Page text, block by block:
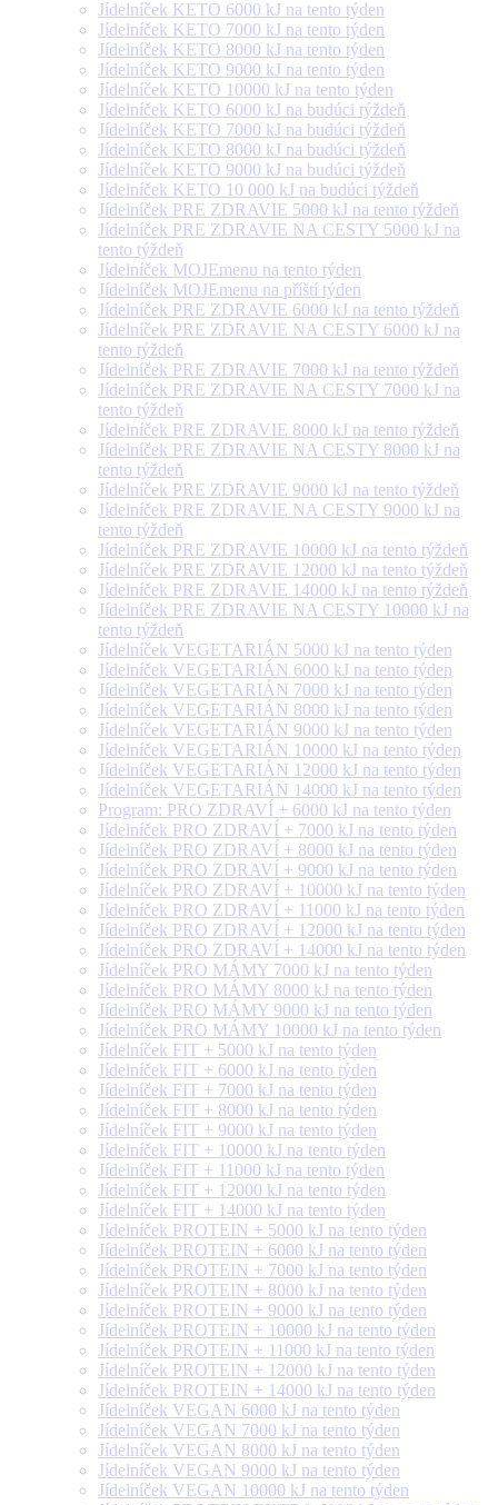
Jídelníček KETO 6000 kJ na tento týden
Jídelníček KETO 7000 kJ na tento týden
Jídelníček KETO 8000 kJ na tento týden
Jídelníček KETO 9000 kJ na tento týden
Jídelníček KETO 10000 kJ na tento týden
Jídelníček KETO 6000 kJ na budúci týždeň
Jídelníček KETO 7000 kJ na budúci týždeň
Jídelníček KETO 8000 kJ na budúci týždeň
Jídelníček KETO 9000 kJ na budúci týždeň
Jídelníček KETO 10 000 kJ na budúci týždeň
Jídelníček PRE ZDRAVIE 5000 kJ na tento týždeň
Jídelníček PRE ZDRAVIE NA CESTY 5000 kJ na
tento týždeň
Jídelníček MOJEmenu na tento týden
Jídelníček MOJEmenu na příští týden
Jídelníček PRE ZDRAVIE 6000 kJ na tento týždeň
Jídelníček PRE ZDRAVIE NA CESTY 6000 kJ na
tento týždeň
Jídelníček PRE ZDRAVIE 7000 kJ na tento týždeň
Jídelníček PRE ZDRAVIE NA CESTY 7000 kJ na
tento týždeň
Jídelníček PRE ZDRAVIE 8000 kJ na tento týždeň
Jídelníček PRE ZDRAVIE NA CESTY 8000 kJ na
tento týždeň
Jídelníček PRE ZDRAVIE 9000 kJ na tento týždeň
Jídelníček PRE ZDRAVIE NA CESTY 9000 kJ na
tento týždeň
Jídelníček PRE ZDRAVIE 10000 kJ na tento týždeň
Jídelníček PRE ZDRAVIE 12000 kJ na tento týždeň
Jídelníček PRE ZDRAVIE 14000 kJ na tento týždeň
Jídelníček PRE ZDRAVIE NA CESTY 10000 kJ na
tento týždeň
Jídelníček VEGETARIÁN 5000 kJ na tento týden
Jídelníček VEGETARIÁN 6000 kJ na tento týden
Jídelníček VEGETARIÁN 7000 kJ na tento týden
Jídelníček VEGETARIÁN 8000 kJ na tento týden
Jídelníček VEGETARIÁN 9000 kJ na tento týden
Jídelníček VEGETARIÁN 10000 kJ na tento týden
Jídelníček VEGETARIÁN 12000 kJ na tento týden
Jídelníček VEGETARIÁN 14000 kJ na tento týden
Program: PRO ZDRAVÍ + 6000 kJ na tento týden
Jídelníček PRO ZDRAVÍ + 7000 kJ na tento týden
Jídelníček PRO ZDRAVÍ + 8000 kJ na tento týden
Jídelníček PRO ZDRAVÍ + 9000 kJ na tento týden
Jídelníček PRO ZDRAVÍ + 10000 kJ na tento týden
Jídelníček PRO ZDRAVÍ + 11000 kJ na tento týden
Jídelníček PRO ZDRAVÍ + 12000 kJ na tento týden
Jídelníček PRO ZDRAVÍ + 14000 kJ na tento týden
Jídelníček PRO MÁMY 7000 kJ na tento týden
Jídelníček PRO MÁMY 8000 kJ na tento týden
Jídelníček PRO MÁMY 9000 kJ na tento týden
Jídelníček PRO MÁMY 10000 kJ na tento týden
Jídelníček FIT + 5000 kJ na tento týden
Jídelníček FIT + 6000 kJ na tento týden
Jídelníček FIT + 7000 kJ na tento týden
Jídelníček FIT + 8000 kJ na tento týden
Jídelníček FIT + 9000 kJ na tento týden
Jídelníček FIT + 10000 kJ na tento týden
Jídelníček FIT + 11000 kJ na tento týden
Jídelníček FIT + 12000 kJ na tento týden
Jídelníček FIT + 14000 kJ na tento týden
Jídelníček PROTEIN + 5000 kJ na tento týden
Jídelníček PROTEIN + 6000 kJ na tento týden
Jídelníček PROTEIN + 7000 kJ na tento týden
Jídelníček PROTEIN + 8000 kJ na tento týden
Jídelníček PROTEIN + 9000 kJ na tento týden
Jídelníček PROTEIN + 10000 kJ na tento týden
Jídelníček PROTEIN + 11000 kJ na tento týden
Jídelníček PROTEIN + 12000 kJ na tento týden
Jídelníček PROTEIN + 14000 kJ na tento týden
Jídelníček VEGAN 6000 kJ na tento týden
Jídelníček VEGAN 7000 kJ na tento týden
Jídelníček VEGAN 8000 kJ na tento týden
Jídelníček VEGAN 9000 kJ na tento týden
Jídelníček VEGAN 10000 kJ na tento týden